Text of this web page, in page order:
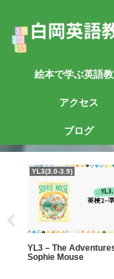
絵本で学ぶ英語
アクセス
ブログ
YL3(3.0-3.9)
YL3 – The
Sophie Mouse